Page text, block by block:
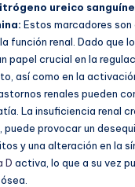
ureico
Estos marcadores
función renal. Dado que
papel crucial en la
así como en la
renales pueden
La insuficiencia renal
puede provocar un
y una alteración en la
D activa, lo que a su vez